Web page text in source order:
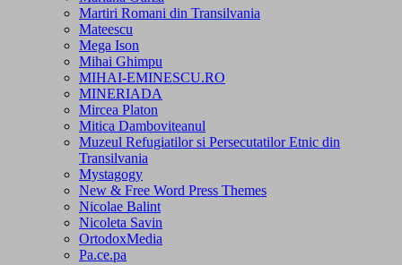
Martiri Romani din Transilvania
Mateescu
Mega Ison
Mihai Ghimpu
MIHAI-EMINESCU.RO
MINERIADA
Mircea Platon
Mitica Damboviteanul
Muzeul Refugiatilor si Persecutatilor Etnic din
Transilvania
Mystagogy
New & Free Word Press Themes
Nicolae Balint
Nicoleta Savin
OrtodoxMedia
Pa.ce.pa